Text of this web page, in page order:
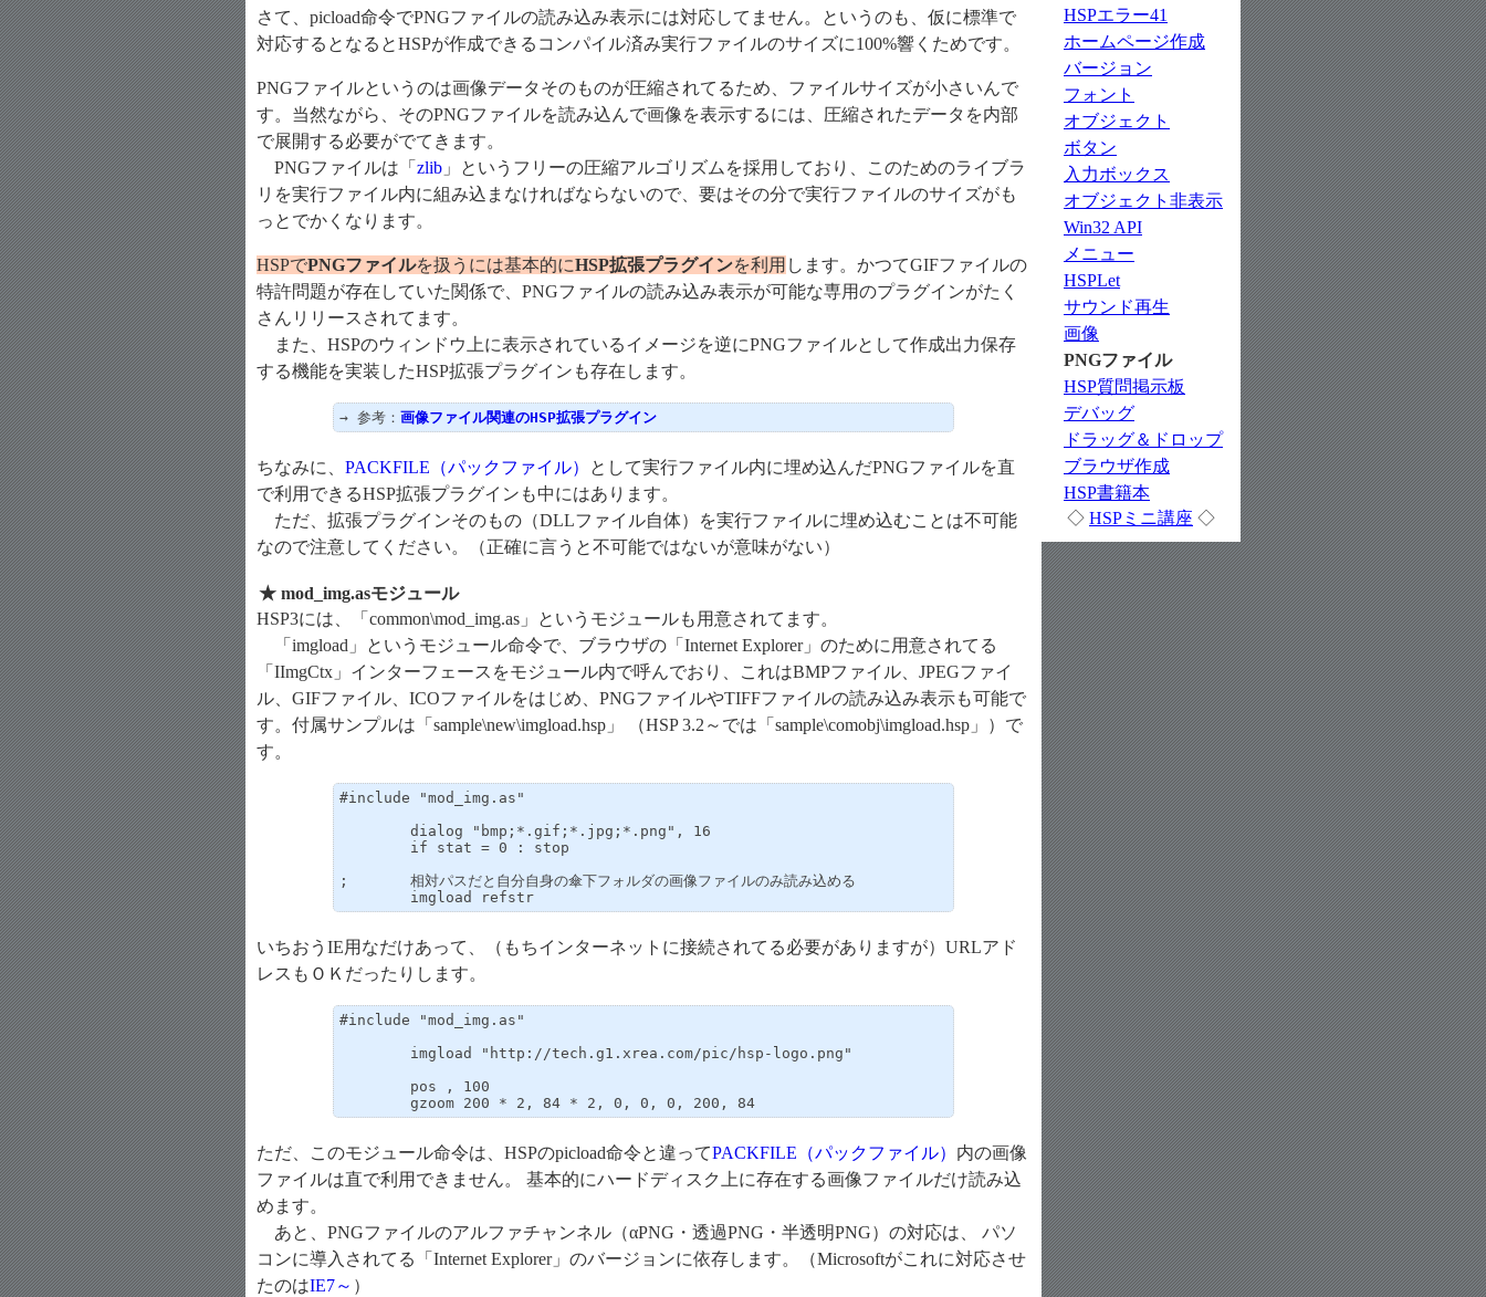
さて、picload命令でPNGファイルの読み込み表示には対応してません。というのも、仮に標準で
対応するとなるとHSPが作成できるコンパイル済み実行ファイルのサイズに100%響くためです。
PNGファイルというのは画像データそのものが圧縮されてるため、ファイルサイズが小さいんで
す。当然ながら、そのPNGファイルを読み込んで画像を表示するには、圧縮されたデータを内部
で展開する必要がでてきます。
PNGファイルは「 zlib 」というフリーの圧縮アルゴリズムを採用しており、このためのライブラ
リを実行ファイル内に組み込まなければならないので、要はその分で実行ファイルのサイズがも
っとでかくなります。
HSPでPNGファイルを扱うには基本的にHSP拡張プラグインを利用 します。かつてGIFファイルの
特許問題が存在していた関係で、PNGファイルの読み込み表示が可能な専用のプラグインがたく
さんリリースされてます。
また、HSPのウィンドウ上に表示されているイメージを逆にPNGファイルとして作成出力保存
する機能を実装したHSP拡張プラグインも存在します。
→ 参考： 画像ファイル関連のHSP拡張プラグイン
ちなみに、 PACKFILE（パックファイル）
として実行ファイル内に埋め込んだPNGファイルを直
で利用できるHSP拡張プラグインも中にはあります。
ただ、拡張プラグインそのもの（DLLファイル自体）を実行ファイルに埋め込むことは不可能
なので注意してください。（正確に言うと不可能ではないが意味がない）
★ mod_img.asモジュール
HSP3には、「common\mod_img.as」というモジュールも用意されてます。
「imgload」というモジュール命令で、ブラウザの「Internet Explorer」のために用意されてる
「IImgCtx」インターフェースをモジュール内で呼んでおり、これはBMPファイル、JPEGファイ
ル、GIFファイル、ICOファイルをはじめ、PNGファイルやTIFFファイルの読み込み表示も可能で
す。付属サンプルは「sample\new\imgload.hsp」 （HSP 3.2～では「sample\comobj\imgload.hsp」）で
す。
#include "mod_img.as"
;	相対パスだと自分自身の傘下フォルダの画像ファイルのみ読み込める
	imgload refstr
いちおうIE用なだけあって、（もちインターネットに接続されてる必要がありますが）URLアド
レスもＯＫだったりします。
#include "mod_img.as"
	gzoom 200 * 2, 84 * 2, 0, 0, 0, 200, 84
ただ、このモジュール命令は、HSPのpicload命令と違ってPACKFILE（パックファイル） 内の画像
ファイルは直で利用できません。 基本的にハードディスク上に存在する画像ファイルだけ読み込
めます。
あと、PNGファイルのアルファチャンネル（αPNG・透過PNG・半透明PNG）の対応は、 パソ
コンに導入されてる「Internet Explorer」のバージョンに依存します。（Microsoftがこれに対応させ
たのはIE7～ ）
HSPエラー41
ホームページ作成
バージョン
フォント
オブジェクト
ボタン
入力ボックス
オブジェクト非表示
Win32 API
メニュー
HSPLet
サウンド再生
画像
PNGファイル
HSP質問掲示板
デバッグ
ドラッグ＆ドロップ
ブラウザ作成
HSP書籍本
◇ HSPミニ講座 ◇